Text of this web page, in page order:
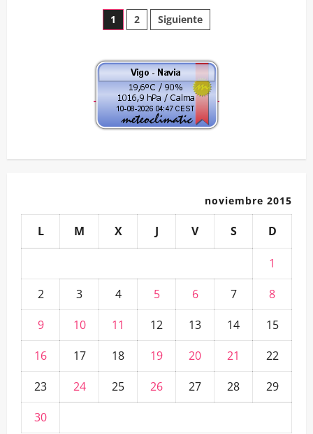
Parece
debería…
Paginación
de
entradas
1 2 Siguiente
noviembre 2015
L M X J V S D
1
2
3 4 5 6 7
8
9
10 11 12 13 14
15
16
17 18 19 20 21
22
23
24 25 26 27 28
29
30